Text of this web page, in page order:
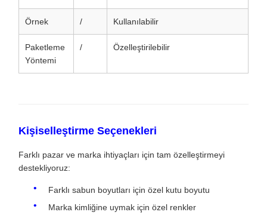
Örnek / Kullanılabilir
Paketleme
Yöntemi
/ Özelleştirilebilir
Kişiselleştirme Seçenekleri
Farklı pazar ve marka ihtiyaçları için tam özelleştirmeyi
destekliyoruz:
Farklı sabun boyutları için özel kutu boyutu
Marka kimliğine uymak için özel renkler